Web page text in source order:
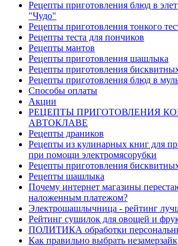
Рецепты приготовления блюд в
"Чудо"
Рецепты приготовления тонкого
Рецепты теста для пончиков
Рецепты мантов
Рецепты приготовления шашлыка
Рецепты приготовления
Рецепты приготовления блюд в
Способы оплаты
Акции
РЕЦЕПТЫ ПРИГОТОВЛЕНИЯ
АВТОКЛАВЕ
Рецепты драников
Рецепты из кулинарных книг для
при помощи электромясорубки
Рецепты приготовления
Рецепты шашлыка
Почему интернет магазины
наложенным платежом?
Электрошашлычница - рейтинг
Рейтинг сушилок для овощей и
ПОЛИТИКА обработки
Как правильно выбрать